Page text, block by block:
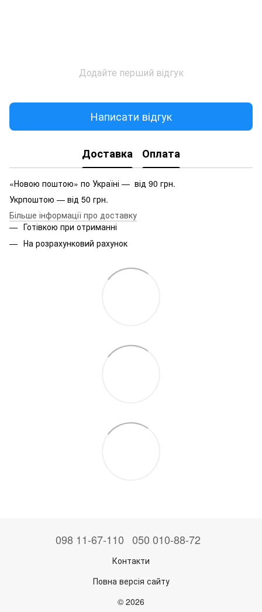
Додайте перший відгук
Написати відгук
Доставка Оплата
«Новою поштою» по Україні — від 90 грн.
Укрпоштою — від 50 грн.
Більше інформації про доставку
Готівкою при отриманні
На розрахунковий рахунок
098 11-67-110 050 010-88-72
Контакти
Повна версія сайту
© 2026